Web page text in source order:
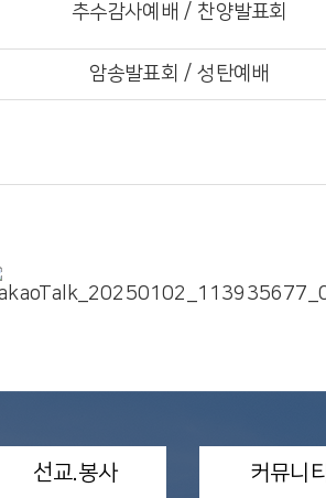
추수감사예배 / 찬양발표회
암송발표회 / 성탄예배
선교.봉사 커뮤니티